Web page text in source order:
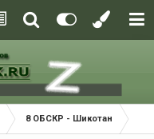
8 ОБСКР - Шикотан